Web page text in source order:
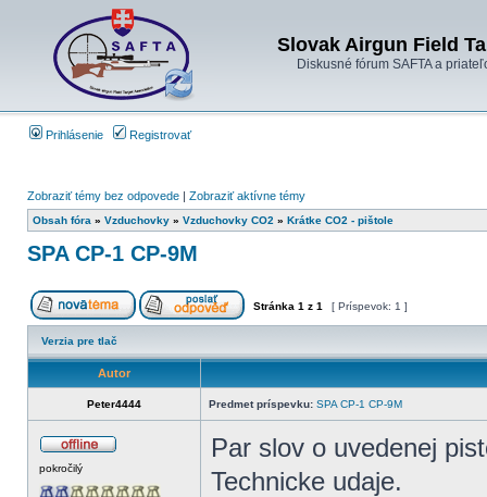
Slovak Airgun Field
Diskusné fórum SAFTA a
Prihlásenie Registrovať
Zobraziť témy bez odpovede | Zobraziť aktívne témy
Obsah fóra » Vzduchovky » Vzduchovky CO2 » Krátke CO2 - pištole
SPA CP-1 CP-9M
Stránka 1 z 1 [ Príspevok: 1 ]
Verzia pre tlač
Autor
Peter4444 Predmet príspevku: SPA CP-1 CP-9M
pokročilý
Par slov o uvedenej
Technicke udaje.